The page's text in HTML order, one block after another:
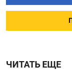
ЧИТАТЬ ЕЩЕ